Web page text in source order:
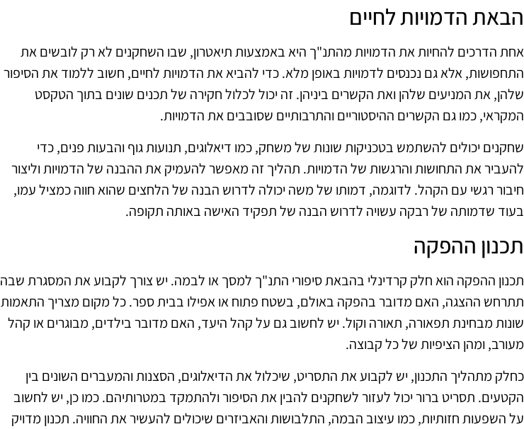
הבאת הדמויות לחיים
אחת הדרכים להחיות את הדמויות מהתנ"ך היא באמצעות תיאטרון, שבו השחקנים לא רק לובשים את
התחפושות, אלא גם נכנסים לדמויות באופן מלא. כדי להביא את הדמויות לחיים, חשוב ללמוד את הסיפור
שלהן, את המניעים שלהן ואת הקשרים ביניהן. זה יכול לכלול חקירה של תכנים שונים בתוך הטקסט
המקראי, כמו גם הקשרים ההיסטוריים והתרבותיים שסובבים את הדמויות.
שחקנים יכולים להשתמש בטכניקות שונות של משחק, כמו דיאלוגים, תנועות גוף והבעות פנים, כדי
להעביר את התחושות והרגשות של הדמויות. תהליך זה מאפשר להעמיק את ההבנה של הדמויות וליצור
חיבור רגשי עם הקהל. לדוגמה, דמותו של משה יכולה לדרוש הבנה של הלחצים שהוא חווה כמציל עמו,
בעוד שדמותה של רבקה עשויה לדרוש הבנה של תפקיד האישה באותה תקופה.
תכנון ההפקה
תכנון ההפקה הוא חלק קרדינלי בהבאת סיפורי התנ"ך למסך או לבמה. יש צורך לקבוע את המסגרת שבה
תתרחש ההצגה, האם מדובר בהפקה באולם, בשטח פתוח או אפילו בבית ספר. כל מקום מצריך התאמות
שונות מבחינת תפאורה, תאורה וקול. יש לחשוב גם על קהל היעד, האם מדובר בילדים, מבוגרים או קהל
מעורב, ומהן הציפיות של כל קבוצה.
כחלק מתהליך התכנון, יש לקבוע את התסריט, שיכלול את הדיאלוגים, הסצנות והמעברים השונים בין
הקטעים. תסריט ברור יכול לעזור לשחקנים להבין את הסיפור ולהתמקד במטרותיהם. כמו כן, יש לחשוב
על השפעות חזותיות, כמו עיצוב הבמה, התלבושות והאביזרים שיכולים להעשיר את החוויה. תכנון מדויק